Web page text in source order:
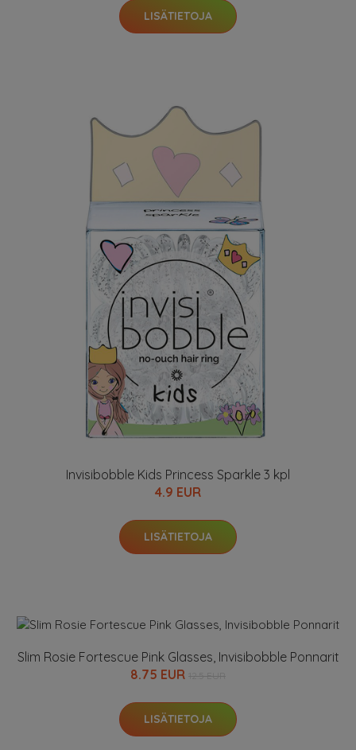
LISÄTIETOJA
Invisibobble Kids Princess Sparkle 3 kpl
4.9 EUR
LISÄTIETOJA
Slim Rosie Fortescue Pink Glasses, Invisibobble Ponnarit
8.75 EUR
LISÄTIETOJA